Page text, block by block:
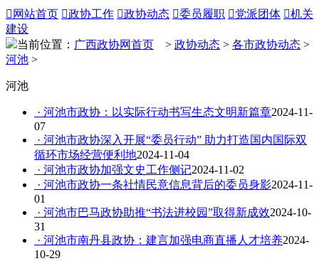
 网站首页 政协工作 政协动态 委员履职 党派团体 机关
建设
当前位置： 广西政协网首页 > 政协动态 > 各市政协动态 >
河池 >
河池
· 河池市政协：以实际行动书写生态文明新篇章2024-11-
07
· 河池市政协深入开展“委员行动” 助力打造国内国际双
循环市场经营便利地2024-11-04
· 河池市政协加强文史工作侧记2024-11-02
· 河池市政协一条社情民意信息背后的委员身影2024-11-
01
· 河池市巴马政协助推“书法进校园”取得新成效2024-10-
31
· 河池市南丹县政协：建言加强电商直播人才培养2024-
10-29